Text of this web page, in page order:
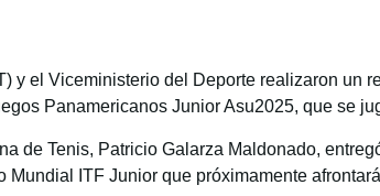
y el Viceministerio del Deporte realizaron
Panamericanos Junior Asu2025, que se
de Tenis, Patricio Galarza Maldonado,
ITF Junior que próximamente